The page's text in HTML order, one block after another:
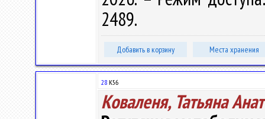
2489.
Добавить в корзину Места хранения
28 К56
Коваленя, Татьяна